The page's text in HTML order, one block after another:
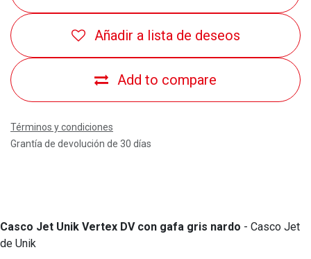
Add to compare
Añadir a lista de deseos
Términos y condiciones
Grantía de devolución de 30 días
Casco Jet Unik Vertex DV con gafa gris nardo - Casco Jet
de Unik